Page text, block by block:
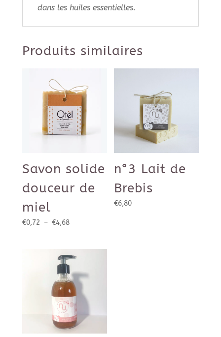
dans les huiles essentielles.
Produits similaires
Savon solide
douceur de
miel
€0,72 – €4,68Plage
€0,72
à
€4,68
n°3 Lait de
Brebis
€6,80